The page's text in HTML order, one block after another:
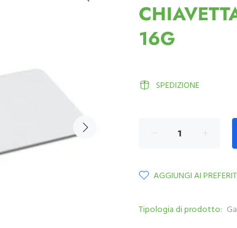
16G
SPEDIZIONE
AGGIUNGI AI
Tipologia di prodotto: